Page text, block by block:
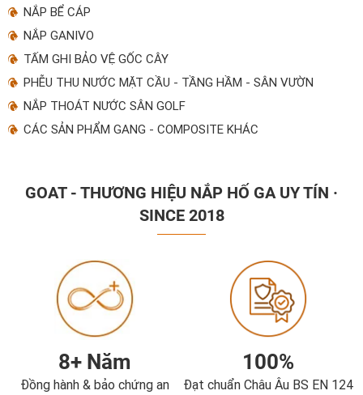
NẮP BỂ CÁP
NẮP GANIVO
TẤM GHI BẢO VỆ GỐC CÂY
PHỄU THU NƯỚC MẶT CẦU - TẦNG HẦM - SÂN VƯỜN
NẮP THOÁT NƯỚC SÂN GOLF
CÁC SẢN PHẨM GANG - COMPOSITE KHÁC
GOAT - THƯƠNG HIỆU NẮP HỐ GA UY TÍN ·
SINCE 2018
8+ Năm
Đồng hành & bảo chứng an
100%
Đạt chuẩn Châu Âu BS EN 124